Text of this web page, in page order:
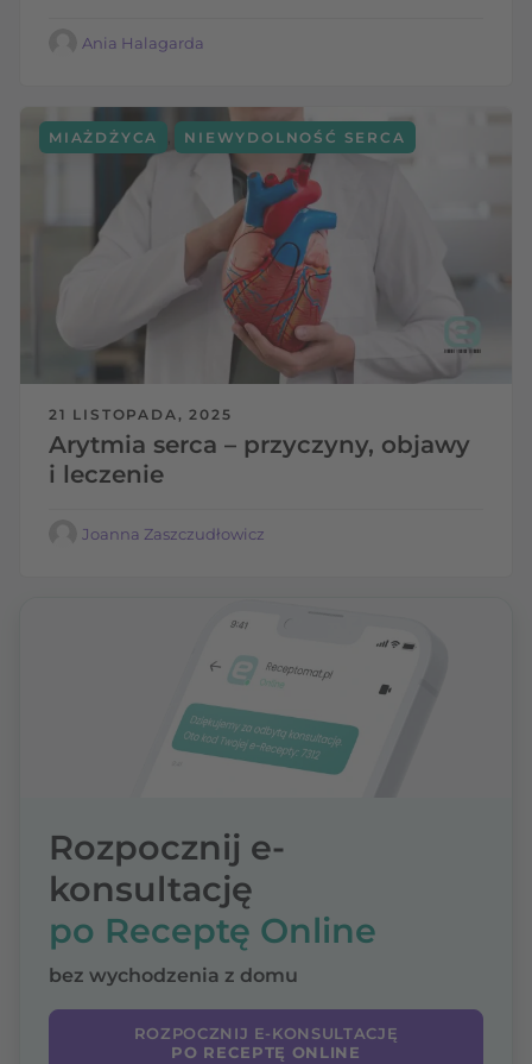
Ania Halagarda
21 LISTOPADA, 2025
Arytmia serca – przyczyny, objawy
i leczenie
MIAŻDŻYCA NIEWYDOLNOŚĆ SERCA
Joanna Zaszczudłowicz
Rozpocznij e-
konsultację
po Receptę Online
bez wychodzenia z domu
ROZPOCZNIJ E-KONSULTACJĘ
PO RECEPTĘ ONLINE